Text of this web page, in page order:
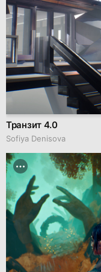
Транзит 4.0
Sofiya Denisova